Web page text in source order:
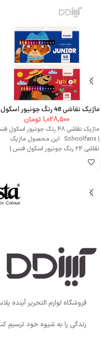
ماژیک نقاشی 48 رنگ جونیور اسکول
1,028,500تومان
ماژیک نقاشی 48 رنگ جونیور اسکول
| Schoolfans این محصول ماژیک
نقاشی 24 رنگ جونیور اسکول فنس |
فروشگاه لوازم التحریر آینده
زندگی را به شیوه خود ترسیم